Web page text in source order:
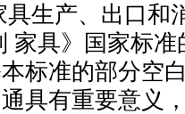
生产、出口和
家具》国家标
标准的部分空
具有重要意义